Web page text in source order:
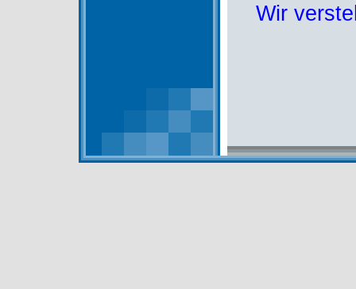
Wir